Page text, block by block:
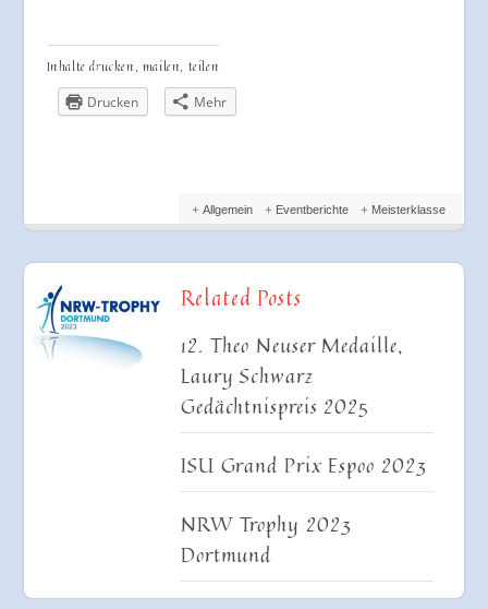
Inhalte drucken, mailen, teilen
Drucken Mehr
Allgemein Eventberichte Meisterklasse
Related Posts
12. Theo Neuser Medaille,
Laury Schwarz
Gedächtnispreis 2025
ISU Grand Prix Espoo 2023
NRW Trophy 2023
Dortmund